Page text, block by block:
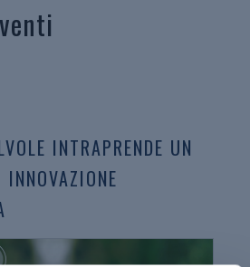
INTRAPRENDE UN
INNOVAZIONE